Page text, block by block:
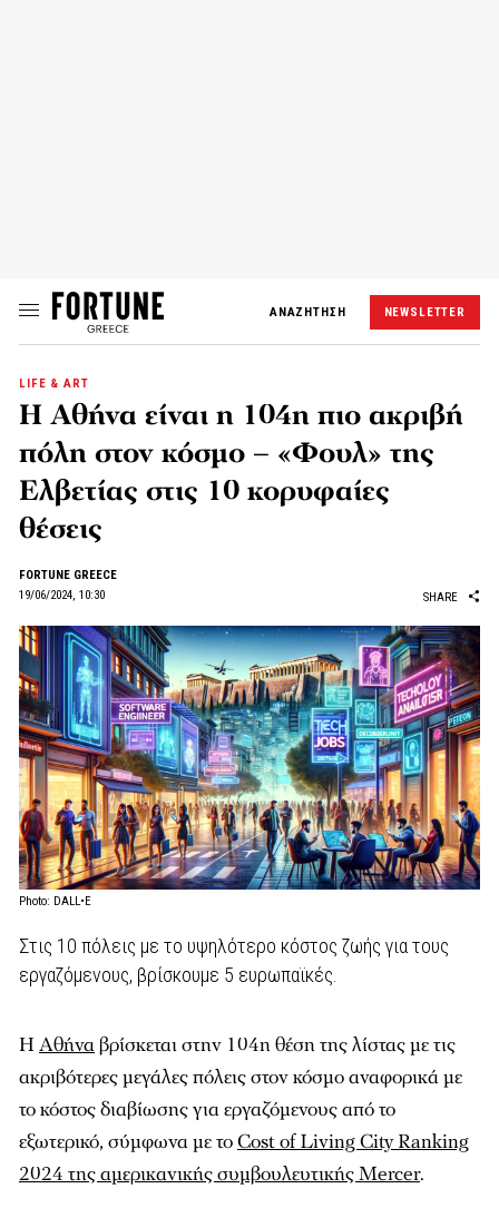
ΑΝΑΖΗΤΗΣΗ NEWSLETTER
LIFE & ART
Η Αθήνα είναι η 104η πιο ακριβή
πόλη στον κόσμο – «Φουλ» της
Ελβετίας στις 10 κορυφαίες
θέσεις
FORTUNE GREECE
19/06/2024, 10:30
SHARE
Photo: DALL•E
Στις 10 πόλεις με το υψηλότερο κόστος ζωής για τους
εργαζόμενους, βρίσκουμε 5 ευρωπαϊκές.
ΗΑθήναβρίσκεται στην 104η θέση της λίστας με τις
ακριβότερες μεγάλες πόλεις στον κόσμο αναφορικά με
το κόστος διαβίωσης για εργαζόμενους από το
εξωτερικό, σύμφωνα με τοCost of Living City Ranking
2024 της αμερικανικής συμβουλευτικής Mercer.